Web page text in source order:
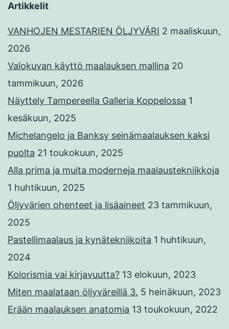
Artikkelit
VANHOJEN MESTARIEN ÖLJYVÄRI 2 maaliskuun,
2026
Valokuvan käyttö maalauksen mallina 20
tammikuun, 2026
Näyttely Tampereella Galleria Koppelossa 1
kesäkuun, 2025
Michelangelo ja Banksy seinämaalauksen kaksi
puolta 21 toukokuun, 2025
Alla prima ja muita moderneja maalaustekniikkoja
1 huhtikuun, 2025
Öljyvärien ohenteet ja lisäaineet 23 tammikuun,
2025
Pastellimaalaus ja kynätekniikoita 1 huhtikuun,
2024
Kolorismia vai kirjavuutta? 13 elokuun, 2023
Miten maalataan öljyväreillä 3. 5 heinäkuun, 2023
Erään maalauksen anatomia 13 toukokuun, 2022